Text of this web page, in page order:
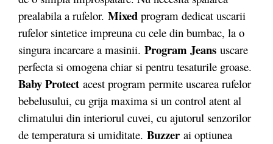
prealabila a rufelor. Mixed program dedicat uscarii
rufelor sintetice impreuna cu cele din bumbac, la o
singura incarcare a masinii. Program Jeans uscare
perfecta si omogena chiar si pentru tesaturile groase.
Baby Protect acest program permite uscarea rufelor
bebelusului, cu grija maxima si un control atent al
climatului din interiorul cuvei, cu ajutorul senzorilor
de temperatura si umiditate. Buzzer ai optiunea